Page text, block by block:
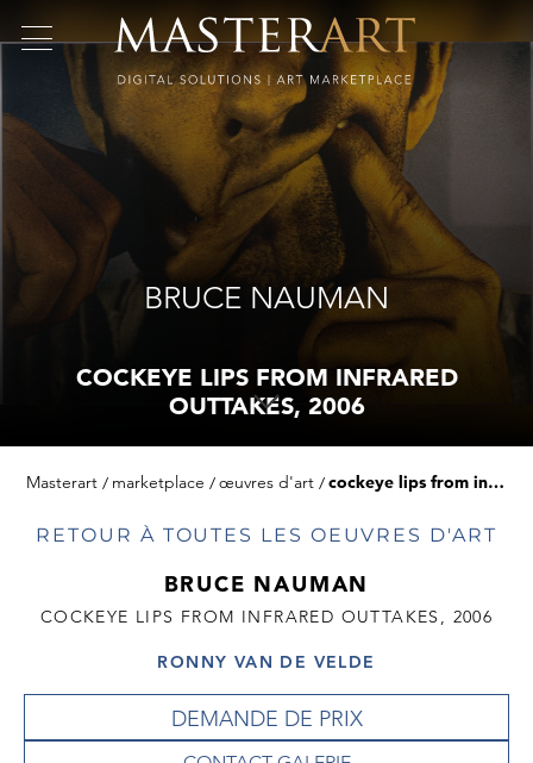
BRUCE NAUMAN
COCKEYE LIPS FROM INFRARED
OUTTAKES, 2006
Masterart marketplace œuvres d'art cockeye lips from infrared outtakes, 2006
RETOUR À TOUTES LES OEUVRES D'ART
BRUCE NAUMAN
COCKEYE LIPS FROM INFRARED OUTTAKES, 2006
RONNY VAN DE VELDE
DEMANDE DE PRIX